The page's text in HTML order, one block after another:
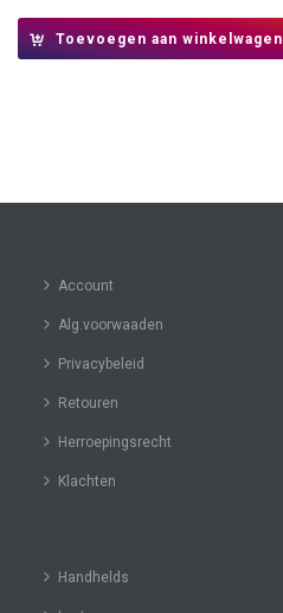
Toevoegen aan winkelwagen
Account
Alg.voorwaaden
Privacybeleid
Retouren
Herroepingsrecht
Klachten
Handhelds